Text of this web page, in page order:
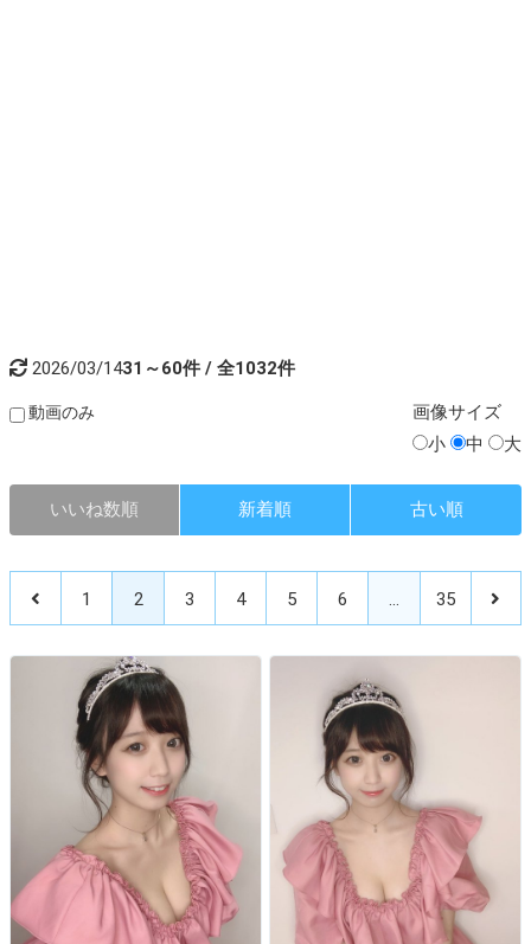
2026/03/1431～60件 / 全1032件
動画のみ 画像サイズ
小
中 大
いいね数順 新着順 古い順
1 2 3 4 5 6 … 35